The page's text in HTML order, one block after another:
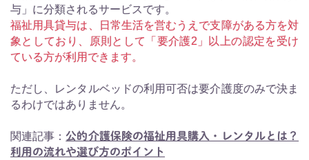
与」に分類されるサービスです。
福祉用具貸与は、日常生活を営むうえで支障がある方を対
象としており、原則として「要介護2」以上の認定を受け
ている方が利用できます。
ただし、レンタルベッドの利用可否は要介護度のみで決ま
るわけではありません。
関連記事： 公的介護保険の福祉用具購入・レンタルとは？
利用の流れや選び方のポイント